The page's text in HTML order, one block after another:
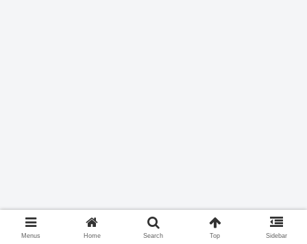
Menus Home Search Top Sidebar